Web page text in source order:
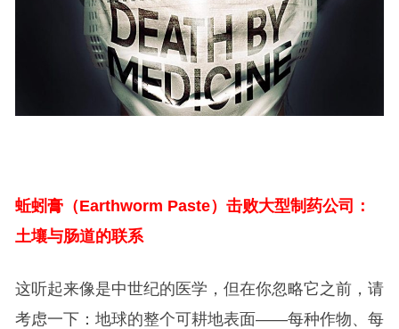
蚯蚓膏（Earthworm Paste）击败大型制药公司：
土壤与肠道的联系
这听起来像是中世纪的医学，但在你忽略它之前，请
考虑一下：地球的整个可耕地表面——每种作物、每